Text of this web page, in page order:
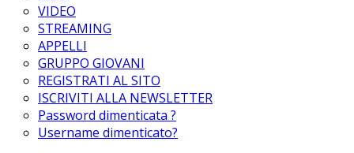
VIDEO
STREAMING
APPELLI
GRUPPO GIOVANI
REGISTRATI AL SITO
ISCRIVITI ALLA NEWSLETTER
Password dimenticata ?
Username dimenticato?